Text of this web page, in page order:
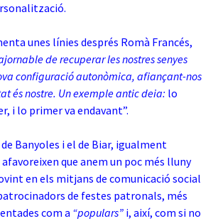
unes línies després Romà Francés,
de recuperar les nostres senyes
configuració autonòmica, afiançant-nos
és nostre. Un exemple antic deia: lo
i lo primer va endavant”.
Banyoles i el de Biar, igualment
que anem un poc més lluny
en els mitjans de comunicació social
de festes patronals, més
com a “populars” i, així, com si no